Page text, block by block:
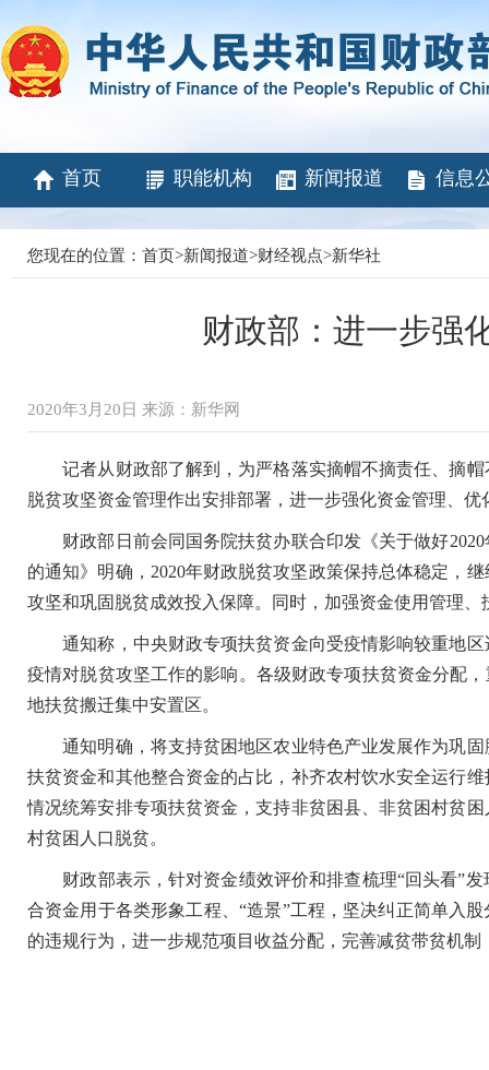
首页 职能机构 新闻报道 信息
您现在的位置： 首页>新闻报道>财经视点>新华社
财政部：进一步强
2020年3月20日 来源：新华网
记者从财政部了解到，为严格落实摘帽不摘责任、摘帽
脱贫攻坚资金管理作出安排部署，进一步强化资金管理、优
财政部日前会同国务院扶贫办联合印发《关于做好2020
的通知》明确，2020年财政脱贫攻坚政策保持总体稳定，
攻坚和巩固脱贫成效投入保障。同时，加强资金使用管理
通知称，中央财政专项扶贫资金向受疫情影响较重地区
疫情对脱贫攻坚工作的影响。各级财政专项扶贫资金分配
地扶贫搬迁集中安置区。
通知明确，将支持贫困地区农业特色产业发展作为巩固
扶贫资金和其他整合资金的占比，补齐农村饮水安全运行
情况统筹安排专项扶贫资金，支持非贫困县、非贫困村贫
村贫困人口脱贫。
财政部表示，针对资金绩效评价和排查梳理“回头看”发
合资金用于各类形象工程、“造景”工程，坚决纠正简单入
的违规行为，进一步规范项目收益分配，完善减贫带贫机制